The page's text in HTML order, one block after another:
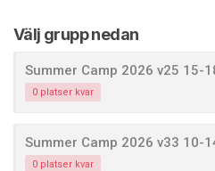
Välj grupp nedan
Summer Camp 2026 v25 15-
0 platser kvar
Summer Camp 2026 v33 10-
0 platser kvar